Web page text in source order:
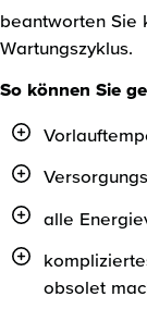
beantworten Sie
Wartungszyklus.
So können Sie
alle
obsolet